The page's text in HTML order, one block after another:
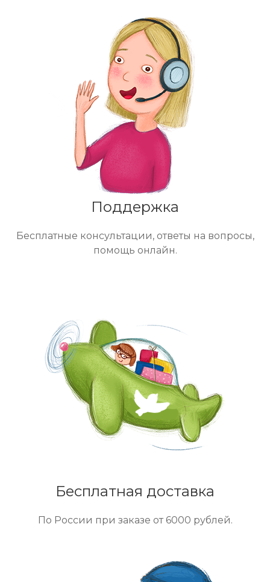
Поддержка
Бесплатные консультации, ответы на вопросы,
помощь онлайн.
Бесплатная доставка
По России при заказе от 6000 рублей.